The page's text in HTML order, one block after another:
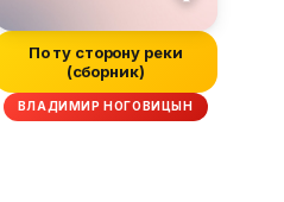
По ту сторону реки
(сборник)
ВЛАДИМИР НОГОВИЦЫН